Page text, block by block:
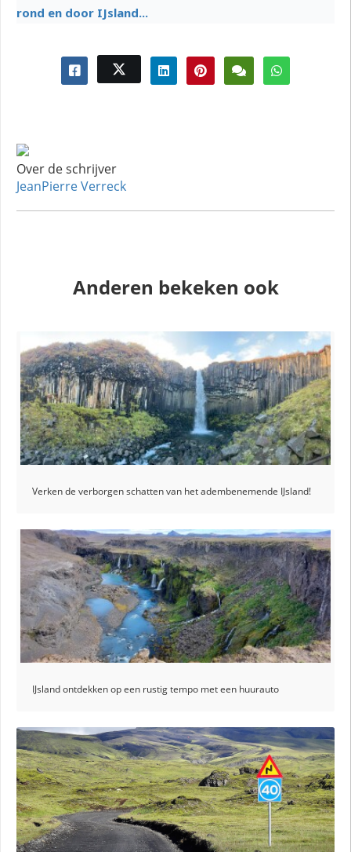
rond en door IJsland...
Over de schrijver
JeanPierre Verreck
Anderen bekeken ook
Verken de verborgen schatten van het adembenemende IJsland!
IJsland ontdekken op een rustig tempo met een huurauto